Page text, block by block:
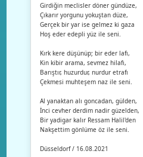
Girdiğin meclisler döner gündüze,
Çıkarır yorgunu yokuştan düze,
Gerçek bir yar ise gelmez ki gaza
Hoş eder edepli yüz ile seni.
Kırk kere düşünüp; bir eder lafı,
Kin kibir arama, sevmez hilafı,
Barıştır, huzurdur, nurdur etrafı
Çekmesi muhteşem naz ile seni.
Al yanaktan alı goncadan, gülden,
İnci cevher derdim nadir güzelden,
Bir yadigar kalır Ressam Halil'den
Nakşettim gönlüme öz ile seni.
Düsseldorf / 16.08.2021